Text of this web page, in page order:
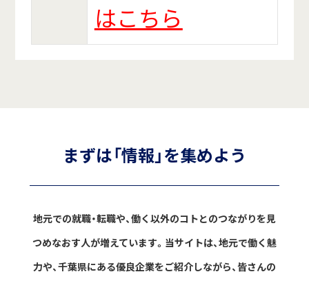
はこちら
まずは「情報」を集めよう
地元での就職・転職や、働く以外のコトとのつながりを見
つめなおす人が増えています。 当サイトは、地元で働く魅
力や、千葉県にある優良企業をご紹介しながら、皆さんの